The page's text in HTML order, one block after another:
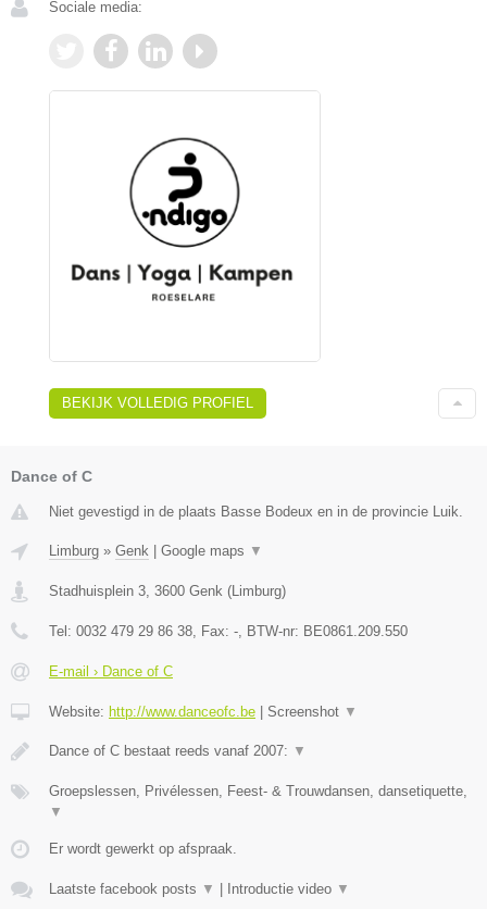
Sociale media:
BEKIJK VOLLEDIG PROFIEL
Dance of C
Niet gevestigd in de plaats Basse Bodeux en in de provincie Luik.
Limburg » Genk | Google maps ▼
Stadhuisplein 3 3600 Genk (Limburg)
Tel: 0032 479 29 86 38 , Fax: - , BTW-nr: BE0861.209.550
E-mail › Dance of C
Website: http://www.danceofc.be | Screenshot ▼
Dance of C bestaat reeds vanaf 2007: ▼
Groepslessen, Privélessen, Feest- & Trouwdansen, dansetiquette,
▼
Er wordt gewerkt op afspraak.
Laatste facebook posts ▼ | Introductie video ▼